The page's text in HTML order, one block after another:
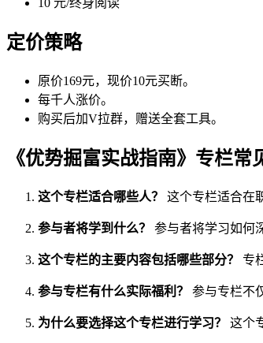
10 元/终身阅读
定价策略
原价169元，现价10元买断。
每千人涨价。
购买后加V拉群，赠送全套工具。
《优势掘富实战指南》专栏常
这个专栏适合哪些人？ 这个专栏适合在
参与者将学到什么？ 参与者将学习如何
这个专栏的主要内容包括哪些部分？ 专
参与专栏有什么实际福利？ 参与专栏不
为什么要选择这个专栏进行学习？ 这个